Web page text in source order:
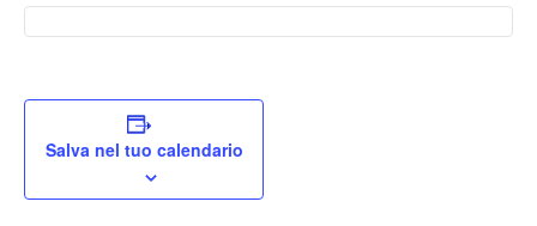
Salva nel tuo calendario